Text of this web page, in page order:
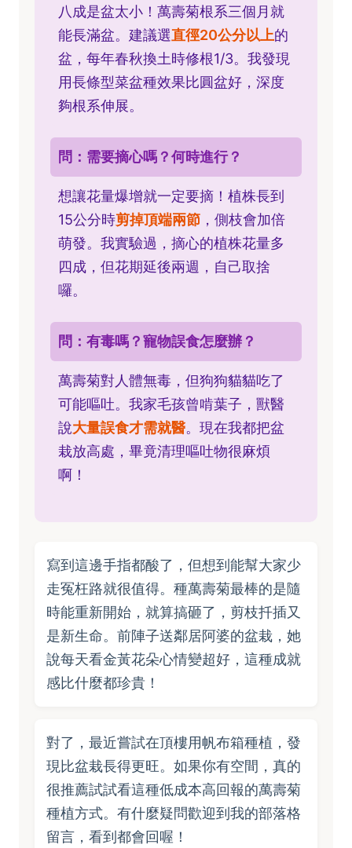
八成是盆太小！萬壽菊根系三個月就
能長滿盆。建議選直徑20公分以上的
盆，每年春秋換土時修根1/3。我發現
用長條型菜盆種效果比圓盆好，深度
夠根系伸展。
問：需要摘心嗎？何時進行？
想讓花量爆增就一定要摘！植株長到
15公分時剪掉頂端兩節 ，側枝會加倍
萌發。我實驗過，摘心的植株花量多
四成，但花期延後兩週，自己取捨
囉。
問：有毒嗎？寵物誤食怎麼辦？
萬壽菊對人體無毒，但狗狗貓貓吃了
可能嘔吐。我家毛孩曾啃葉子，獸醫
說大量誤食才需就醫。現在我都把盆
栽放高處，畢竟清理嘔吐物很麻煩
啊！
寫到這邊手指都酸了，但想到能幫大家少
走冤枉路就很值得。種萬壽菊最棒的是隨
時能重新開始，就算搞砸了，剪枝扦插又
是新生命。前陣子送鄰居阿婆的盆栽，她
說每天看金黃花朵心情變超好，這種成就
感比什麼都珍貴！
對了，最近嘗試在頂樓用帆布箱種植，發
現比盆栽長得更旺。如果你有空間，真的
很推薦試試看這種低成本高回報的萬壽菊
種植方式。有什麼疑問歡迎到我的部落格
留言，看到都會回喔！